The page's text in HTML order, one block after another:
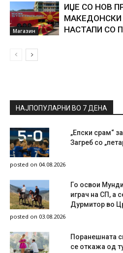
Магазин
ИЏЕ СО НОВ
МАКЕДОНСКИ
НАСТАПИ СО
НАЈПОПУЛАРНИ ВО 7 ДЕНА
„Епски срам“
Загреб со
posted on 04.08.2026
Го освои
играч на СП, а
Дурмитор во
posted on 03.08.2026
Поранешната
се откажа од